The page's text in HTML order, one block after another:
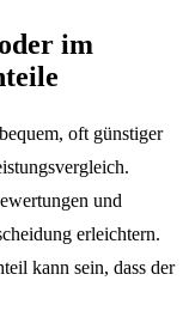
im
oft günstiger
und
erleichtern.
kann sein, dass der